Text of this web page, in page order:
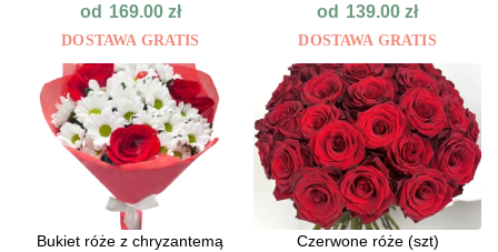
od 169.00 zł
DOSTAWA GRATIS
od 139.00zł
DOSTAWA GRATIS
Bukiet róże z chryzantemą Czerwone róże (szt)